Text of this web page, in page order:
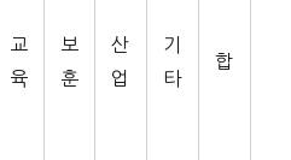
교
육
보
훈
산
업
기
타
합